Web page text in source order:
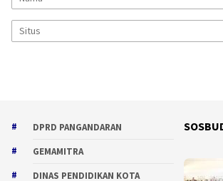
DPRD PANGANDARAN
GEMAMITRA
DINAS PENDIDIKAN KOTA